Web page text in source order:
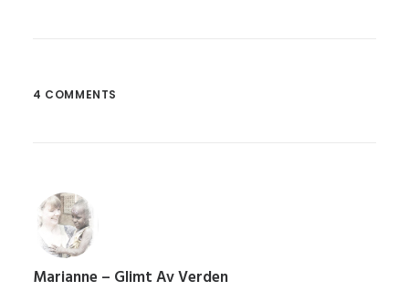
4 COMMENTS
Marianne – Glimt Av Verden